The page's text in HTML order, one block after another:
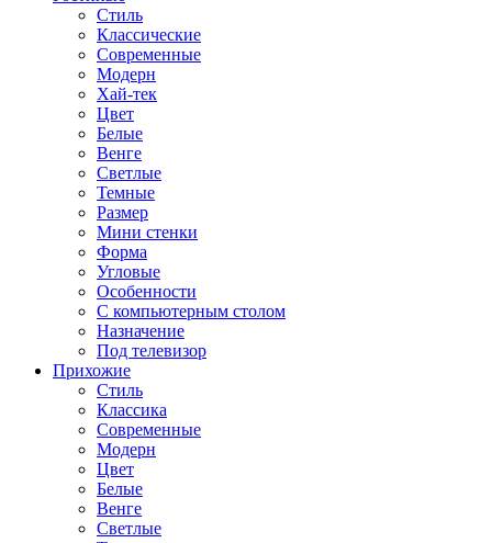
Стиль
Классические
Современные
Модерн
Хай-тек
Цвет
Белые
Венге
Светлые
Темные
Размер
Мини стенки
Форма
Угловые
Особенности
С компьютерным столом
Назначение
Под телевизор
Прихожие
Стиль
Классика
Современные
Модерн
Цвет
Белые
Венге
Светлые